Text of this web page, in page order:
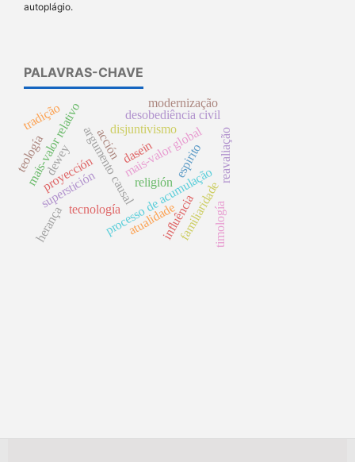
autoplágio.
PALAVRAS-CHAVE
argumento causal
superstición
proyecciónprocesso de acumulação
mais-valor global
mais-valor relativo disjuntivismo
religión
tecnología
dewey
teología espirito
influênciafamiliaridade
desobediência civil
dasein
herança
reavaliação
modernização
tradição
timología
acción
atualidade